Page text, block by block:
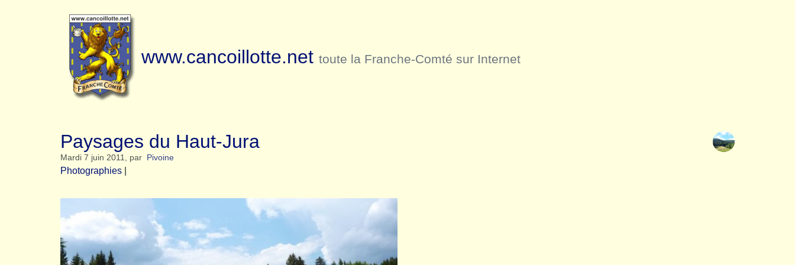
www.cancoillotte.net toute la Franche-Comté sur Internet
Paysages du Haut-Jura
Mardi 7 juin 2011, par Pivoine
Photographies